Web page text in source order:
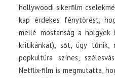
hollywoodi sikerfilm
kap érdekes fénytörést,
mellé mostanság a
kritikánkat), sőt, úgy
popkultúra színes,
Netflix-film is megmutatta,